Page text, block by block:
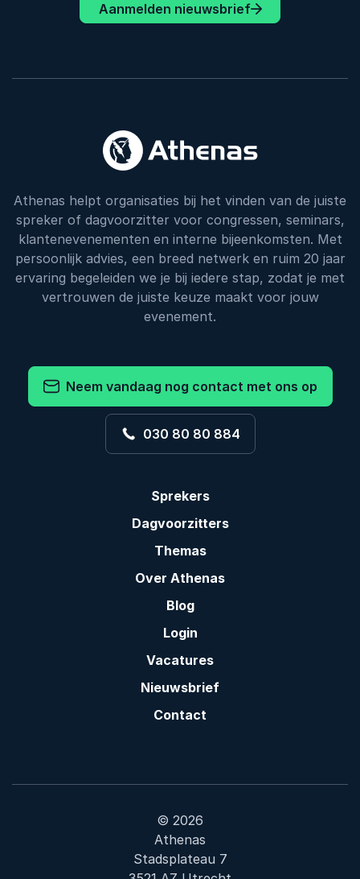
Aanmelden nieuwsbrief
Athenas helpt organisaties bij het vinden van de juiste
spreker of dagvoorzitter voor congressen, seminars,
klantenevenementen en interne bijeenkomsten. Met
persoonlijk advies, een breed netwerk en ruim 20 jaar
ervaring begeleiden we je bij iedere stap, zodat je met
vertrouwen de juiste keuze maakt voor jouw
evenement.
Neem vandaag nog contact met ons op
030 80 80 884
Sprekers
Dagvoorzitters
Themas
Over Athenas
Blog
Login
Vacatures
Nieuwsbrief
Contact
© 2026
Athenas
Stadsplateau 7